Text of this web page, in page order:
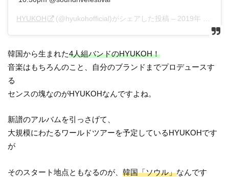
HYUKOH (@hyukohofficial)がシェアした投稿 – 2019年 8月月17日午後12時12分PDT
韓国から生まれた4人組バンドのHYUKOH！
音楽はもちろんのこと、自分のブランドまでプロデュースす
る
センスの塊なのがHYUKOHなんですよね。
新譜のアルバムを引っさげて、
大規模にわたるワールドツアーを予定しているHYUKOHです
が
そのスタート地点ともなるのが、韓国「ソウル」なんです